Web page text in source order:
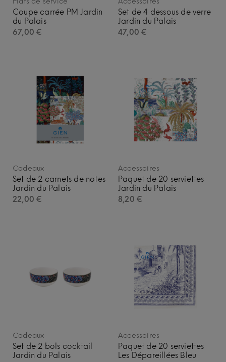
Coupe carrée PM Jardin
du Palais
67,00€
Set de 4 dessous de verre
Jardin du Palais
47,00€
Cadeaux
Set de 2 carnets de notes
Jardin du Palais
22,00€
Accessoires
Paquet de 20 serviettes
Jardin du Palais
8,20 €
Cadeaux
Set de 2 bols cocktail
Jardin du Palais
Accessoires
Paquet de 20 serviettes
Les Dépareillées Bleu